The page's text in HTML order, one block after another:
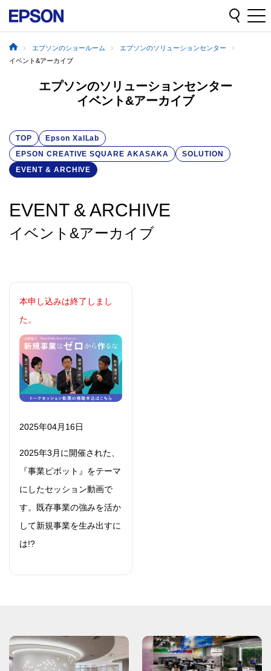
エプソンのショールーム
エプソンのソリューションセンター
イベント&アーカイブ
エプソンのソリューションセンター
イベント&アーカイブ
TOP
Epson XaILab
EPSON CREATIVE SQUARE AKASAKA
SOLUTION
EVENT & ARCHIVE
EVENT & ARCHIVE
イベント&アーカイブ
本申し込みは終了しまし
た。
2025年04月16日
2025年3月に開催された、
『事業ピボット』をテーマ
にしたセッション動画で
す。既存事業の強みを活か
して新規事業を生み出すに
は!?